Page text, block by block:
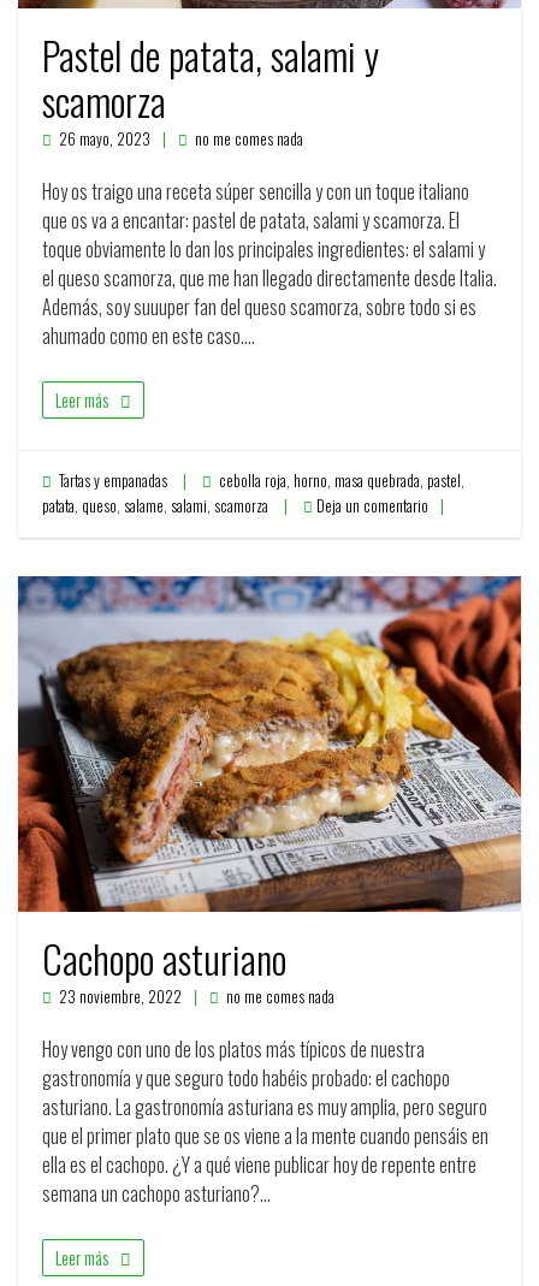
Pastel de patata, salami y
scamorza
26 mayo, 2023 no me comes nada
Hoy os traigo una receta súper sencilla y con un toque italiano
que os va a encantar: pastel de patata, salami y scamorza. El
toque obviamente lo dan los principales ingredientes: el salami y
el queso scamorza, que me han llegado directamente desde Italia.
Además, soy suuuper fan del queso scamorza, sobre todo si es
ahumado como en este caso.…
Leer más
Tartas y empanadas cebolla roja, horno, masa quebrada, pastel,
patata, queso, salame, salami, scamorza Deja un comentario
Cachopo asturiano
23 noviembre, 2022 no me comes nada
Hoy vengo con uno de los platos más típicos de nuestra
gastronomía y que seguro todo habéis probado: el cachopo
asturiano. La gastronomía asturiana es muy amplia, pero seguro
que el primer plato que se os viene a la mente cuando pensáis en
ella es el cachopo. ¿Y a qué viene publicar hoy de repente entre
semana un cachopo asturiano?…
Leer más